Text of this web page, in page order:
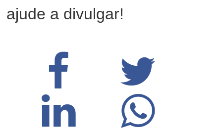
ajude a divulgar!